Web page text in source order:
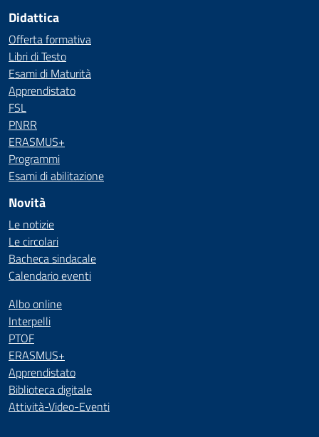
Didattica
Offerta formativa
Libri di Testo
Esami di Maturità
Apprendistato
FSL
PNRR
ERASMUS+
Programmi
Esami di abilitazione
Novità
Le notizie
Le circolari
Bacheca sindacale
Calendario eventi
Albo online
Interpelli
PTOF
ERASMUS+
Apprendistato
Biblioteca digitale
Attività-Video-Eventi